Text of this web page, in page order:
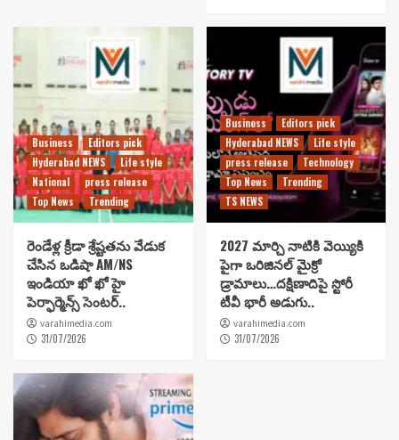
Business
Editors pick
Hyderabad NEWS
Life style
National
press release
Top News
Trending
రెండేళ్ల క్రీడా శ్రేష్టతను వేడుక
చేసిన ఒడిషా AM/NS
ఇండియా ఖో ఖో హై
పెర్ఫార్మెన్స్ సెంటర్..
varahimedia.com
31/07/2026
Business
Editors pick
Hyderabad NEWS
Life style
press release
Technology
Top News
Trending
TS NEWS
2027 మార్చి నాటికి వెయ్యికి
పైగా ఒరిజినల్ మైక్రో
డ్రామాలు…దక్షిణాదిపై స్టోరీ
టీవీ భారీ అడుగు..
varahimedia.com
31/07/2026